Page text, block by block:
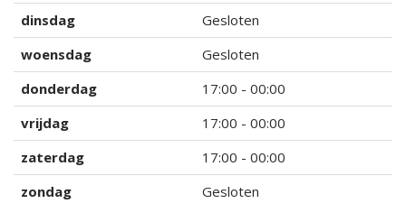
dinsdag
Gesloten
woensdag
Gesloten
donderdag
17:00 - 00:00
vrijdag
17:00 - 00:00
zaterdag
17:00 - 00:00
zondag
Gesloten